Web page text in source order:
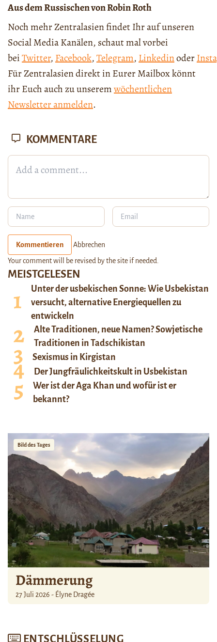
Aus dem Russischen von Robin Roth
Noch mehr Zentralasien findet Ihr auf unseren
Social Media Kanälen, schaut mal vorbei
beiTwitter, Facebook,Telegram, Linkedinoder
Für Zentralasien direkt in Eurer Mailbox könnt
ihr Euch auch zu unseremwöchentlichen
Newsletter anmelden.
MEISTGELESEN
Unter der usbekischen Sonne: Wie Usbekistan
versucht, alternative Energiequellen zu
entwickeln
Alte Traditionen, neue Namen? Sowjetische
Traditionen in Tadschikistan
Sexismus in Kirgistan
Der Jungfräulichkeitskult in Usbekistan
Wer ist der Aga Khan und wofür ist er
bekannt?
Bild des Tages
Dämmerung
27 Juli 2026 - Élyne Dragée
ENTSCHLÜSSELUNG
KOMMENTARE
Kommentieren Abbrechen
Your comment will be revised by the site if needed.